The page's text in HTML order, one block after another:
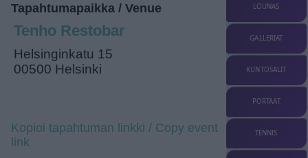
Tapahtumapaikka / Venue
Tenho Restobar
Helsinginkatu 15
00500 Helsinki
Kopioi tapahtuman linkki / Copy event
link
LOUNAS
GALLERIAT
KUNTOSALIT
PORTAAT
TENNIS